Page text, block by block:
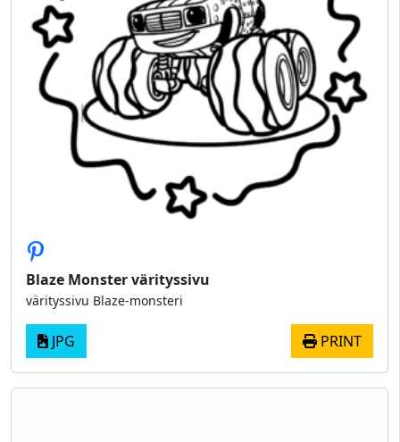
Blaze Monster värityssivu
värityssivu Blaze-monsteri
JPG PRINT